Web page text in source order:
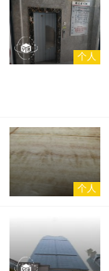
个人
个人